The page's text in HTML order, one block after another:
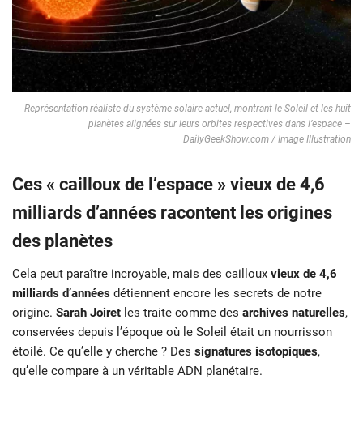
Représentation réaliste du système solaire actuel, montrant le Soleil et les huit
planètes alignées sur leurs orbites respectives dans l’espace –
DailyGeekShow.com / Image Illustration
Ces « cailloux de l’espace » vieux de 4,6
milliards d’années racontent les origines
des planètes
Cela peut paraître incroyable, mais des cailloux vieux de 4,6
milliards d’années détiennent encore les secrets de notre
origine. Sarah Joiret les traite comme des archives naturelles,
conservées depuis l’époque où le Soleil était un nourrisson
étoilé. Ce qu’elle y cherche ? Des signatures isotopiques,
qu’elle compare à un véritable ADN planétaire.